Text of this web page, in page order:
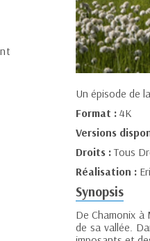
Un épisode de
Format : 4K
Versions
Droits :Tous
Réalisation :
Synopsis
De Chamonix
de sa vallée.